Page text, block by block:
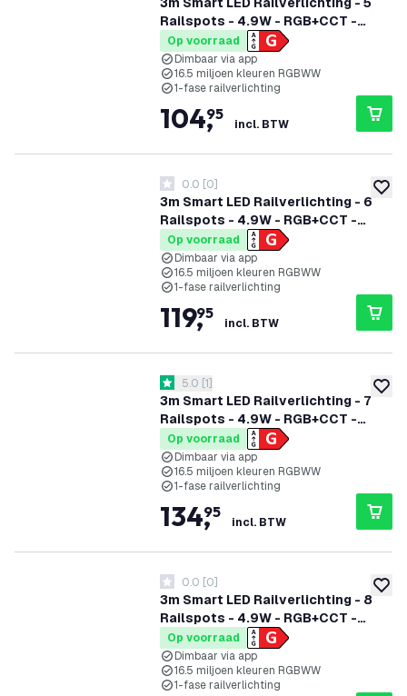
Railspots - 4.9W - RGB+CCT -
Dimbaar - 1-Fase Railsysteem - Wit
Op voorraad
Dimbaar via app
16.5 miljoen kleuren RGBWW
1-fase railverlichting
104,
95
incl. BTW
3m Smart LED Railverlichting - 6
Railspots - 4.9W - RGB+CCT -
Dimbaar - 1-Fase Railsysteem - Wit
0 score sterren
0.0 [0]
Op voorraad
Dimbaar via app
16.5 miljoen kleuren RGBWW
1-fase railverlichting
119,
95
incl. BTW
3m Smart LED Railverlichting - 7
Railspots - 4.9W - RGB+CCT -
Dimbaar - 1-Fase Railsysteem - Wit
reviews drawer openen
5 score sterren
5.0 [1]
Op voorraad
Dimbaar via app
16.5 miljoen kleuren RGBWW
1-fase railverlichting
134,
95
incl. BTW
3m Smart LED Railverlichting - 8
Railspots - 4.9W - RGB+CCT -
Dimbaar - 1-Fase Railsysteem - Wit
0 score sterren
0.0 [0]
Op voorraad
Dimbaar via app
16.5 miljoen kleuren RGBWW
1-fase railverlichting